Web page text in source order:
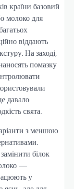
країни базовий
молоко для
віддають
На заході,
помазку
давало
свята.
з меншою
білок
—
у